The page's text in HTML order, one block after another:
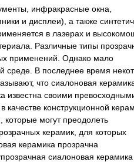
инфракрасные окна,
и дисплеи), а также
в лазерах и
Различные типы
применений. Однако мало
среде. В последнее время
что сиалоновая
известна своими
конструкционной
могут преодолеть
керамик, для которых
керамика прозрачна
сиалоновая керамика